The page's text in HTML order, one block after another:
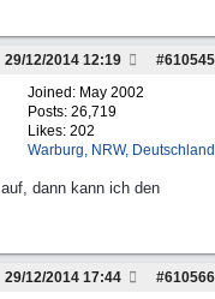
#610545
29/12/2014 12:19
Joined: May 2002
Posts: 26,719
Likes: 202
Warburg, NRW, Deutschland
dann kann ich den
#610566
29/12/2014 17:44